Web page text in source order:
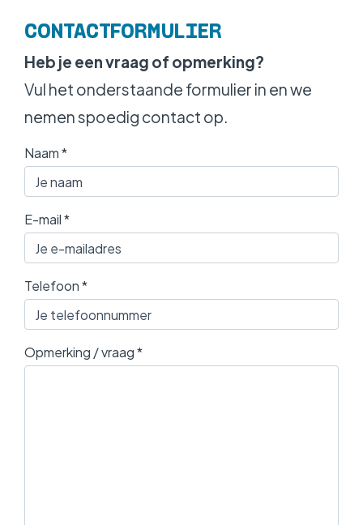
WERKEN BIJ
CONTACTFORMULIER
Heb je een vraag of opmerking?
Vul het onderstaande formulier in en we
nemen spoedig contact op.
Naam*
E-mail*
Telefoon*
Opmerking / vraag*